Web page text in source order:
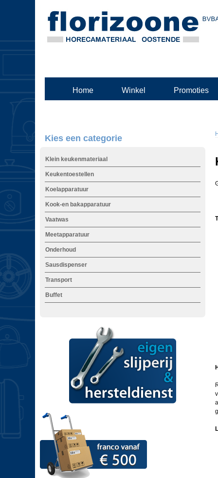
Home Winkel Promoties
t
Kies een categorie
Klein keukenmateriaal
Keukentoestellen
Koelapparatuur
Kook-en bakapparatuur
Vaatwas
Meetapparatuur
Onderhoud
Sausdispenser
Transport
Buffet